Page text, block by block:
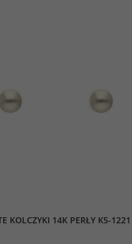
KOLCZYKI 14K PERŁY K5-1221